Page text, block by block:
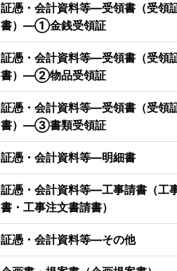
証憑・会計資料等―受領書（受領
書）―①金銭受領証
証憑・会計資料等―受領書（受領
書）―②物品受領証
証憑・会計資料等―受領書（受領
書）―③書類受領証
証憑・会計資料等―明細書
証憑・会計資料等―工事請書（工
書・工事注文書請書）
証憑・会計資料等―その他